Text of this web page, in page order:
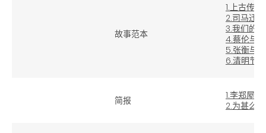
故事范本
1.上古传
2.司马迁
3.我们的
4.蔡伦与
5.张衡与
6.清明节
简报
1.李郑屋汉
2.为甚么